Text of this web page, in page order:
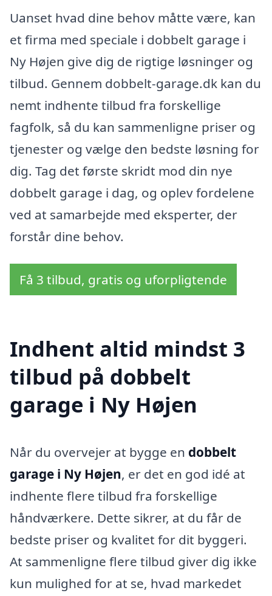
Uanset hvad dine behov måtte være, kan
et firma med speciale i dobbelt garage i
Ny Højen give dig de rigtige løsninger og
tilbud. Gennem dobbelt-garage.dk kan du
nemt indhente tilbud fra forskellige
fagfolk, så du kan sammenligne priser og
tjenester og vælge den bedste løsning for
dig. Tag det første skridt mod din nye
dobbelt garage i dag, og oplev fordelene
ved at samarbejde med eksperter, der
forstår dine behov.
Få 3 tilbud, gratis og uforpligtende
Indhent altid mindst 3
tilbud på dobbelt
garage i Ny Højen
Når du overvejer at bygge en dobbelt
garage i Ny Højen, er det en god idé at
indhente flere tilbud fra forskellige
håndværkere. Dette sikrer, at du får de
bedste priser og kvalitet for dit byggeri.
At sammenligne flere tilbud giver dig ikke
kun mulighed for at se, hvad markedet